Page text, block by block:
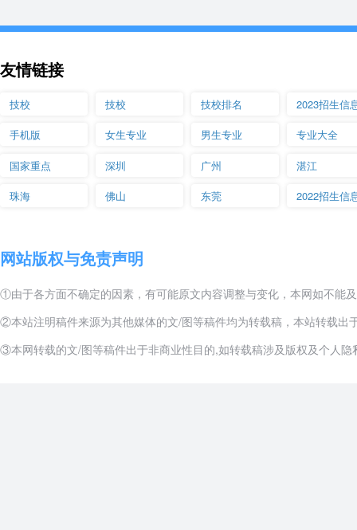
友情链接
技校 技校 技校排名 2023招生信
手机版 女生专业 男生专业 专业大全
国家重点 深圳 广州 湛江
珠海 佛山 东莞 2022招生信
网站版权与免责声明
①由于各方面不确定的因素，有可能原文内容调整与变化，本网如不能
②本站注明稿件来源为其他媒体的文/图等稿件均为转载稿，本站转载
③本网转载的文/图等稿件出于非商业性目的,如转载稿涉及版权及个人